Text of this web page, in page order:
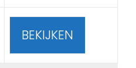
BEKIJKEN